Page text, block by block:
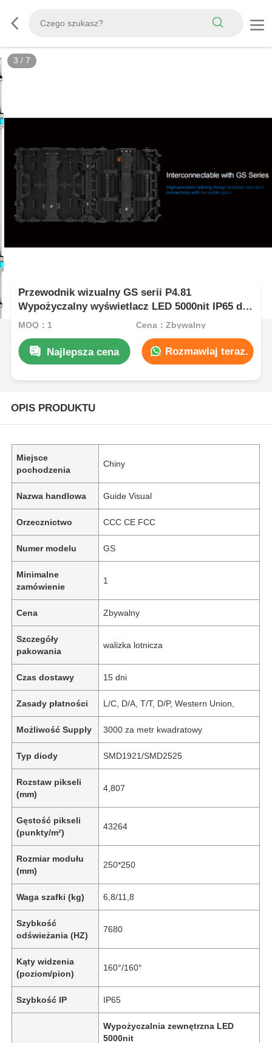
3 / 7
Przewodnik wizualny GS serii P4.81
Wypożyczalny wyświetlacz LED 5000nit IP65 dla
billboardu, 7680Hz podwójne zapasowe
MOQ：1 Cena：Zbywalny
Najlepsza cena Rozmawiaj teraz.
OPIS PRODUKTU
Miejsce
pochodzenia
Chiny
Nazwa handlowa Guide Visual
Orzecznictwo CCC CE FCC
Numer modelu GS
Minimalne
zamówienie
1
Cena Zbywalny
Szczegóły
pakowania
walizka lotnicza
Czas dostawy 15 dni
Zasady płatności L/C, D/A, T/T, D/P, Western Union,
Możliwość Supply 3000 za metr kwadratowy
Typ diody SMD1921/SMD2525
Rozstaw pikseli
(mm)
4,807
Gęstość pikseli
(punkty/m²)
43264
Rozmiar modułu
(mm)
250*250
Waga szafki (kg) 6,8/11,8
Szybkość
odświeżania (HZ)
7680
Kąty widzenia
(poziom/pion)
160°/160°
Szybkość IP IP65
Wypożyczalnia zewnętrzna LED
5000nit